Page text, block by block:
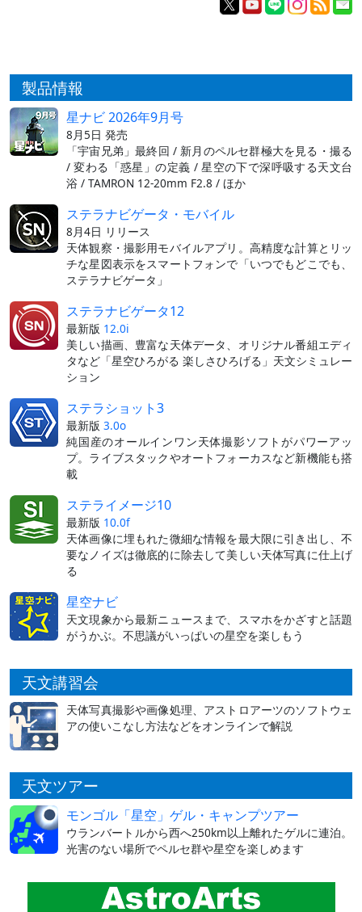
製品情報
星ナビ 2026年9月号
8月5日 発売
「宇宙兄弟」最終回 / 新月のペルセ群極大を見る・撮る
/ 変わる「惑星」の定義 / 星空の下で深呼吸する天文台
浴 / TAMRON 12-20mm F2.8 / ほか
ステラナビゲータ・モバイル
8月4日 リリース
天体観察・撮影用モバイルアプリ。高精度な計算とリッ
チな星図表示をスマートフォンで「いつでもどこでも、
ステラナビゲータ」
ステラナビゲータ12
最新版 12.0i
美しい描画、豊富な天体データ、オリジナル番組エディ
タなど「星空ひろがる 楽しさひろげる」天文シミュレー
ション
ステラショット3
最新版 3.0o
純国産のオールインワン天体撮影ソフトがパワーアッ
プ。ライブスタックやオートフォーカスなど新機能も搭
載
ステライメージ10
最新版 10.0f
天体画像に埋もれた微細な情報を最大限に引き出し、不
要なノイズは徹底的に除去して美しい天体写真に仕上げ
る
星空ナビ
天文現象から最新ニュースまで、スマホをかざすと話題
がうかぶ。不思議がいっぱいの星空を楽しもう
天文講習会
天体写真撮影や画像処理、アストロアーツのソフトウェ
アの使いこなし方法などをオンラインで解説
天文ツアー
モンゴル「星空」ゲル・キャンプツアー
ウランバートルから西へ250km以上離れたゲルに連泊。
光害のない場所でペルセ群や星空を楽しめます